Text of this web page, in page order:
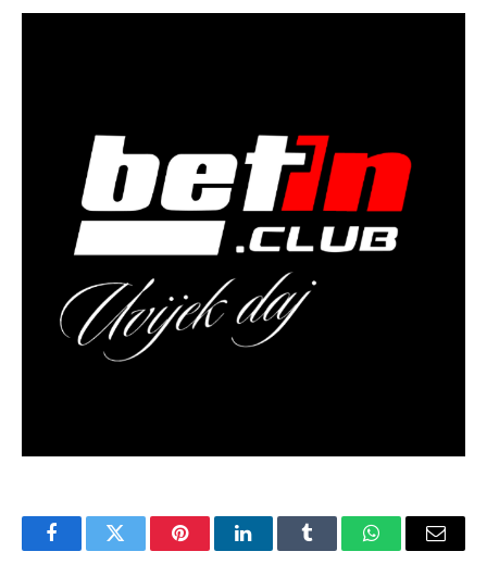
FacebookTwitter PinterestLinkedInTumblr WhatsAppEmail